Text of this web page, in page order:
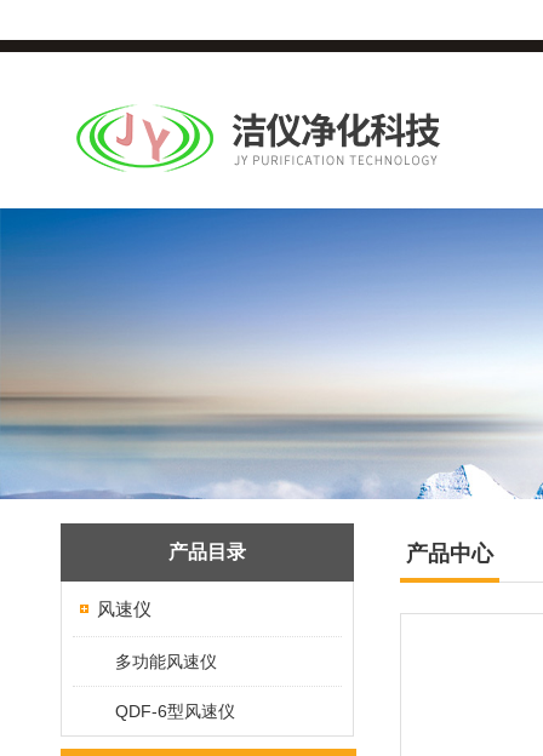
产品目录
风速仪
多功能风速仪
QDF-6型风速仪
产品中心